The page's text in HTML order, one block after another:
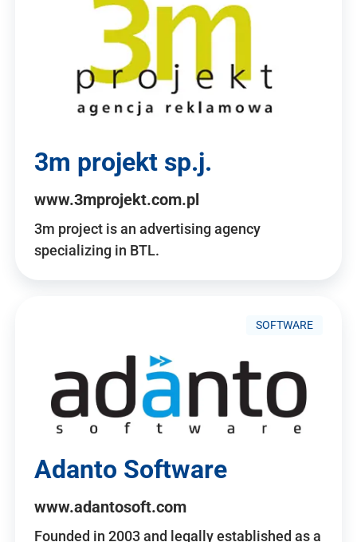
3m projekt sp.j.
www.3mprojekt.com.pl
3m project is an advertising agency
specializing in BTL.
SOFTWARE
Adanto Software
www.adantosoft.com
Founded in 2003 and legally established as a